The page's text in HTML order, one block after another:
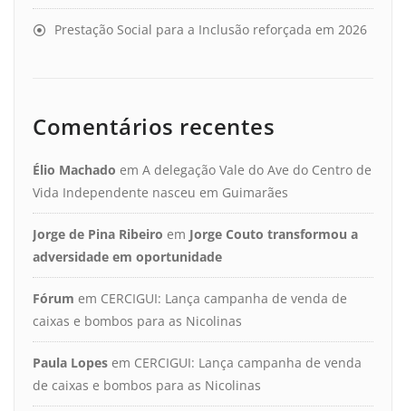
Prestação Social para a Inclusão reforçada em 2026
Comentários recentes
Élio Machado em A delegação Vale do Ave do Centro de
Vida Independente nasceu em Guimarães
Jorge de Pina Ribeiro em Jorge Couto transformou a
adversidade em oportunidade
Fórum em CERCIGUI: Lança campanha de venda de
caixas e bombos para as Nicolinas
Paula Lopes em CERCIGUI: Lança campanha de venda
de caixas e bombos para as Nicolinas